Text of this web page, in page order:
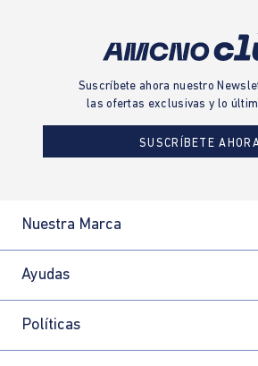
Suscríbete ahora nuestro
las ofertas exclusivas y lo
SUSCRÍBETE
Nuestra Marca
Ayudas
Políticas